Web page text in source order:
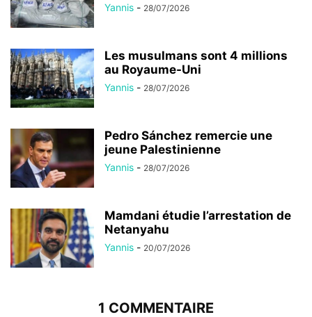
Yannis - 28/07/2026
Les musulmans sont 4 millions
au Royaume-Uni
Yannis - 28/07/2026
Pedro Sánchez remercie une
jeune Palestinienne
Yannis - 28/07/2026
Mamdani étudie l’arrestation de
Netanyahu
Yannis - 20/07/2026
1 COMMENTAIRE